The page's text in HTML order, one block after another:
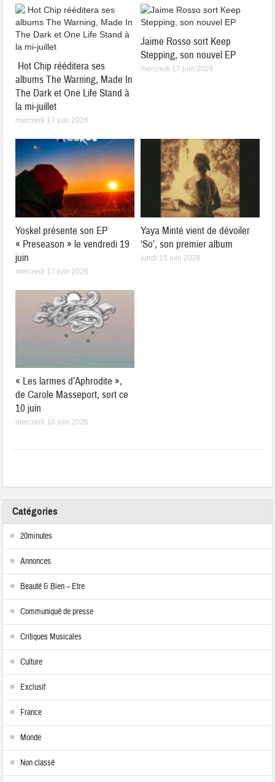
Hot Chip rééditera ses
albums The Warning, Made In
The Dark et One Life Stand à
la mi-juillet
mercredi 17 juin 2026
Jaime Rosso sort Keep
Stepping, son nouvel EP
mercredi 17 juin 2026
Yoskel présente son EP
« Preseason » le vendredi 19
juin
mercredi 17 juin 2026
Yaya Minté vient de dévoiler
‘So’, son premier album
lundi 15 juin 2026
« Les larmes d’Aphrodite »,
de Carole Masseport, sort ce
10 juin
mercredi 10 juin 2026
Catégories
20minutes
Annonces
Beauté & Bien – Etre
Communiqué de presse
Critiques Musicales
Culture
Exclusif
France
Monde
Non classé